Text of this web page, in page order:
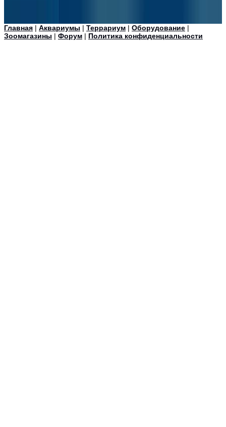
Главная | Аквариумы | Террариум | Оборудование |
Зоомагазины | Форум | Политика конфиденциальности